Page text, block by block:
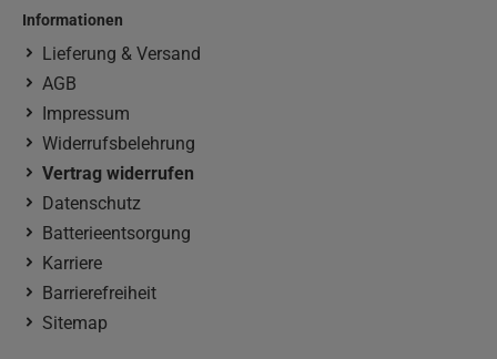
Informationen
Lieferung & Versand
AGB
Impressum
Widerrufsbelehrung
Vertrag widerrufen
Datenschutz
Batterieentsorgung
Karriere
Barrierefreiheit
Sitemap